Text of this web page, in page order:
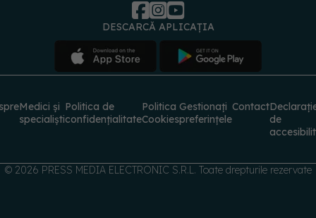
Politica de
confidențialitate
Cookies
Gestionați
preferințele
© 2026 PRESS MEDIA ELECTRONIC S.R.L. Toate drepturile rezervate